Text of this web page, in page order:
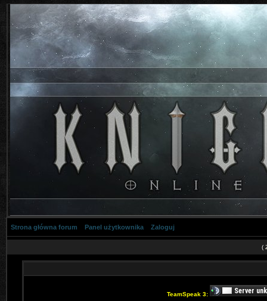
Strona główna forum Panel użytkownika Zaloguj
(
TeamSpeak 3: